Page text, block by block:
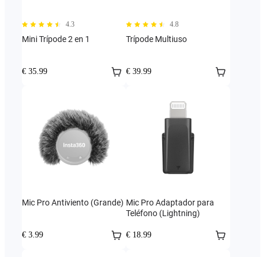
4.3
Mini Trípode 2 en 1
€ 35.99
4.8
Trípode Multiuso
€ 39.99
Mic Pro Antiviento (Grande)
€ 3.99
Mic Pro Adaptador para
Teléfono (Lightning)
€ 18.99